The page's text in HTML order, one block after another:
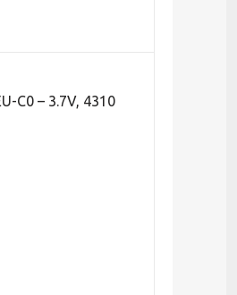
C0 – 3.7V, 4310